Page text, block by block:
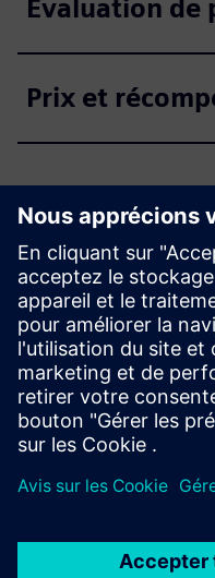
Évaluation de
Prix et
Entrez
Appliquer